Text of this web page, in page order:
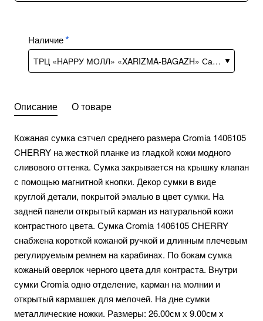
Наличие
Описание О товаре
Кожаная сумка сэтчел среднего размера Cromia 1406105
CHERRY на жесткой планке из гладкой кожи модного
сливового оттенка. Сумка закрывается на крышку клапан
с помощью магнитной кнопки. Декор сумки в виде
круглой детали, покрытой эмалью в цвет сумки. На
задней панели открытый карман из натуральной кожи
контрастного цвета. Сумка Cromia 1406105 CHERRY
снабжена короткой кожаной ручкой и длинным плечевым
регулируемым ремнем на карабинах. По бокам сумка
кожаный оверлок черного цвета для контраста. Внутри
сумки Cromia одно отделение, карман на молнии и
открытый кармашек для мелочей. На дне сумки
металлические ножки. Размеры: 26.00см х 9.00см х